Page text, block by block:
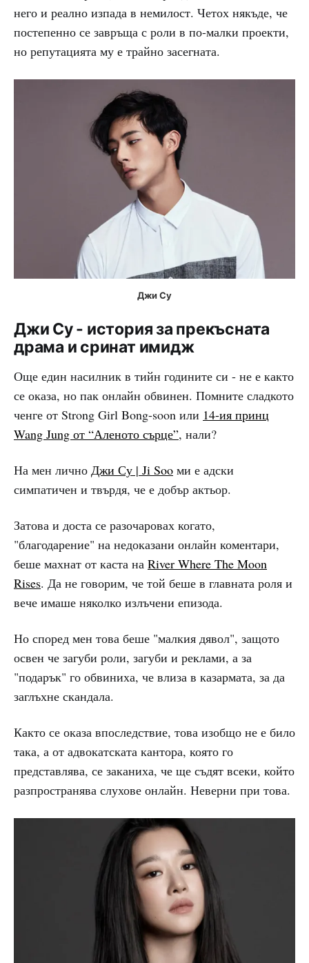
него и реално изпада в немилост. Четох някъде, че
постепенно се завръща с роли в по-малки проекти,
но репутацията му е трайно засегната.
Джи Су
Джи Су - история за прекъсната
драма и сринат имидж
Още един насилник в тийн годините си - не е както
се оказа, но пак онлайн обвинен. Помните сладкото
ченге от Strong Girl Bong-soon или 14-ия принц
Wang Jung от “Аленото сърце”, нали?
На мен лично Джи Су | Ji Soo ми е адски
симпатичен и твърдя, че е добър актьор.
Затова и доста се разочаровах когато,
"благодарение" на недоказани онлайн коментари,
беше махнат от каста на River Where The Moon
Rises. Да не говорим, че той беше в главната роля и
вече имаше няколко излъчени епизода.
Но според мен това беше "малкия дявол", защото
освен че загуби роли, загуби и реклами, а за
"подарък" го обвиниха, че влиза в казармата, за да
заглъхне скандала.
Както се оказа впоследствие, това изобщо не е било
така, а от адвокатската кантора, която го
представлява, се заканиха, че ще съдят всеки, който
разпространява слухове онлайн. Неверни при това.